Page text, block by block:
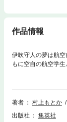
作品情報
伊吹守人の夢は航
もに空自の航空学
ストイックな学生
著者 村上もとか
出版社
集英社